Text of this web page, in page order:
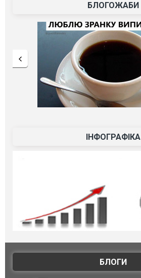
БЛОГОЖАБИ
ІНФОГРАФІКА
БЛОГИ